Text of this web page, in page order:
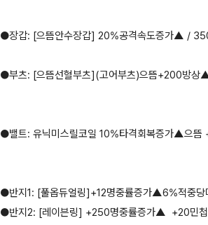
●장갑: [으뜸안수장갑] 20%공격속도증가▲ /
●부츠: [으뜸선혈부츠](고어부츠)으뜸+200방
●밸트: 유닉미스릴코일 10%타격회복증가▲으
●반지1: [풀옵듀얼링]+12명중률증가▲6%적중
●반지2: [레이븐링] +250명중률증가▲ +20민